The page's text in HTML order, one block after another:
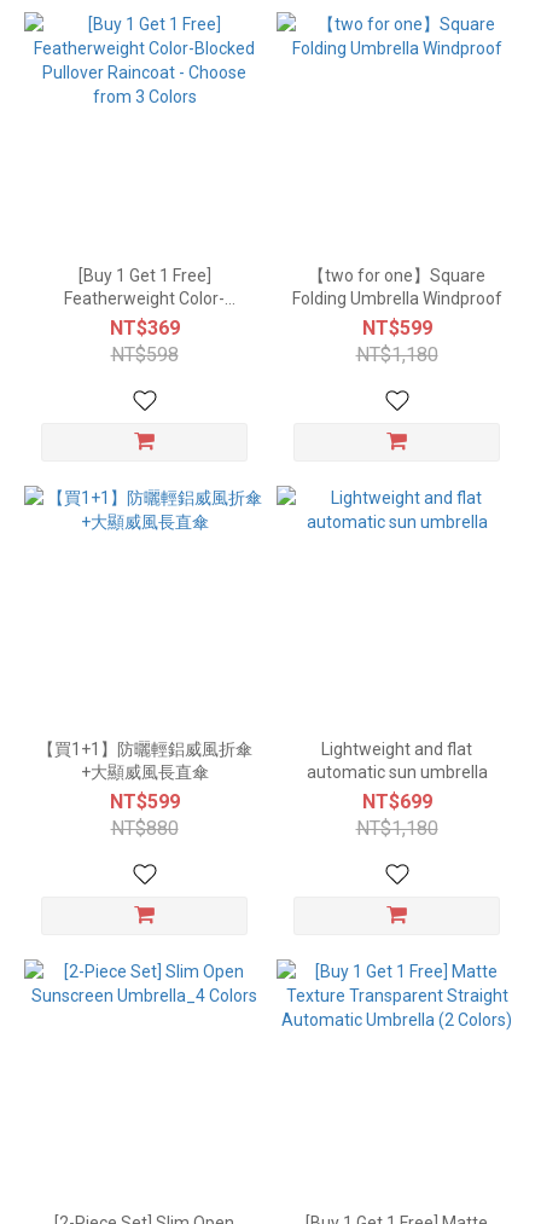
[Buy 1 Get 1 Free]
Featherweight Color-
Blocked Pullover Raincoat -
Choose from 3 Colors
NT$369
NT$598
【two for one】Square
Folding Umbrella Windproof
NT$599
NT$1,180
【買1+1】防曬輕鋁威風折傘
+大顯威風長直傘
NT$599
NT$880
Lightweight and flat
automatic sun umbrella
NT$699
NT$1,180